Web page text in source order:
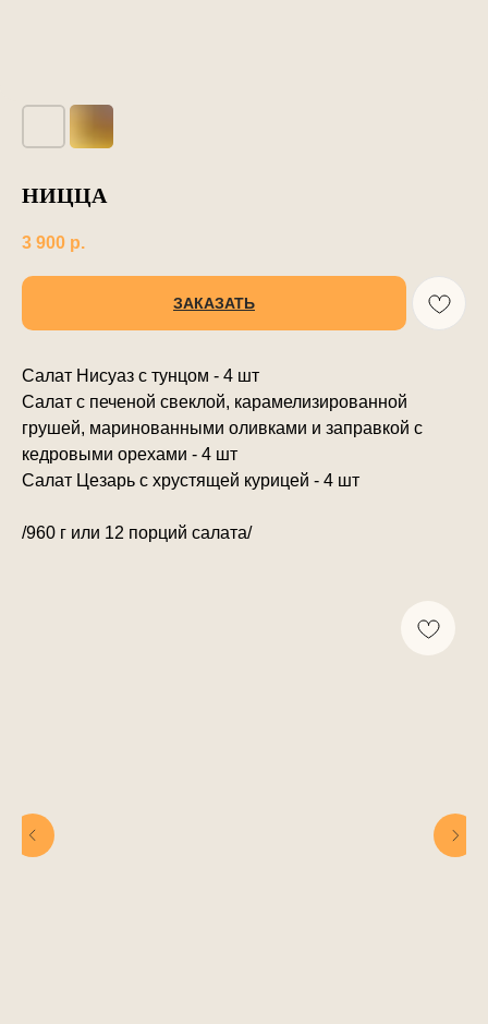
НИЦЦА
3 900 р.
ЗАКАЗАТЬ
Салат Нисуаз с тунцом - 4 шт
Салат с печеной свеклой, карамелизированной
грушей, маринованными оливками и заправкой с
кедровыми орехами - 4 шт
Салат Цезарь с хрустящей курицей - 4 шт
/960 г или 12 порций салата/